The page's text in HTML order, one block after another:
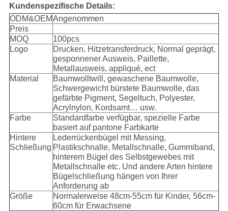
Kundenspezifische Details:
ODM&OEMAngenommen
Preis
MOQ
100pcs
Logo
Drucken, Hitzetransferdruck, Normal geprägt,
gesponnener Ausweis, Paillette,
Metallausweis, appliqué, ect
Material
Baumwolltwill, gewaschene Baumwolle,
Schwergewicht bürstete Baumwolle, das
gefärbte Pigment, Segeltuch, Polyester,
Acrylnylon, Kordsamt… usw.
Farbe
Standardfarbe verfügbar, spezielle Farbe
basiert auf pantone Farbkarte
Hintere
Schließung
Lederrückenbügel mit Messing,
Plastikschnalle, Metallschnalle, Gummiband,
hinterem Bügel des Selbstgewebes mit
Metallschnalle etc. Und andere Arten hintere
Bügelschließung hängen von Ihrer
Anforderung ab
Größe
Normalerweise 48cm-55cm für Kinder, 56cm-
60cm für Erwachsene